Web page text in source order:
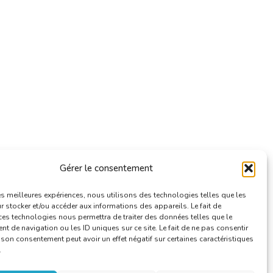
Gérer le consentement
meilleures expériences, nous utilisons des technologies telles que les
stocker et/ou accéder aux informations des appareils. Le fait de
technologies nous permettra de traiter des données telles que le
de navigation ou les ID uniques sur ce site. Le fait de ne pas consentir
consentement peut avoir un effet négatif sur certaines caractéristiques